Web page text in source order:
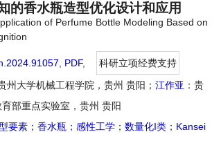
的香水瓶造型优化设计和应用
of Perfume Bottle Modeling Based on
PDF,
科研立项经费支持
州大学机械工程学院，贵州 贵阳； 江作亚 ：贵
部重点实验室，贵州 贵阳
要素 ； 香水瓶 ； 感性工学 ； 数量化I类 ； Kansei